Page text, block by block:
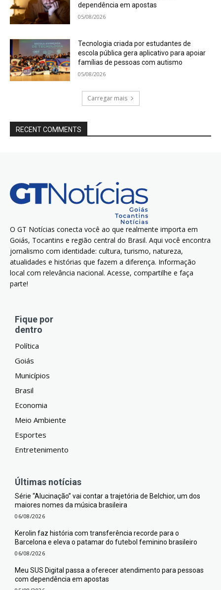
dependência em apostas
05/08/2026
Tecnologia criada por estudantes de
escola pública gera aplicativo para apoiar
famílias de pessoas com autismo
05/08/2026
Carregar mais
RECENT COMMENTS
O GT Notícias conecta você ao que realmente importa em
Goiás, Tocantins e região central do Brasil. Aqui você encontra
jornalismo com identidade: cultura, turismo, natureza,
atualidades e histórias que fazem a diferença. Informação
local com relevância nacional. Acesse, compartilhe e faça
parte!
Fique por
dentro
Política
Goiás
Municípios
Brasil
Economia
Meio Ambiente
Esportes
Entretenimento
Últimas notícias
Série “Alucinação” vai contar a trajetória de Belchior, um dos
maiores nomes da música brasileira
06/08/2026
Kerolin faz história com transferência recorde para o
Barcelona e eleva o patamar do futebol feminino brasileiro
06/08/2026
Meu SUS Digital passa a oferecer atendimento para pessoas
com dependência em apostas